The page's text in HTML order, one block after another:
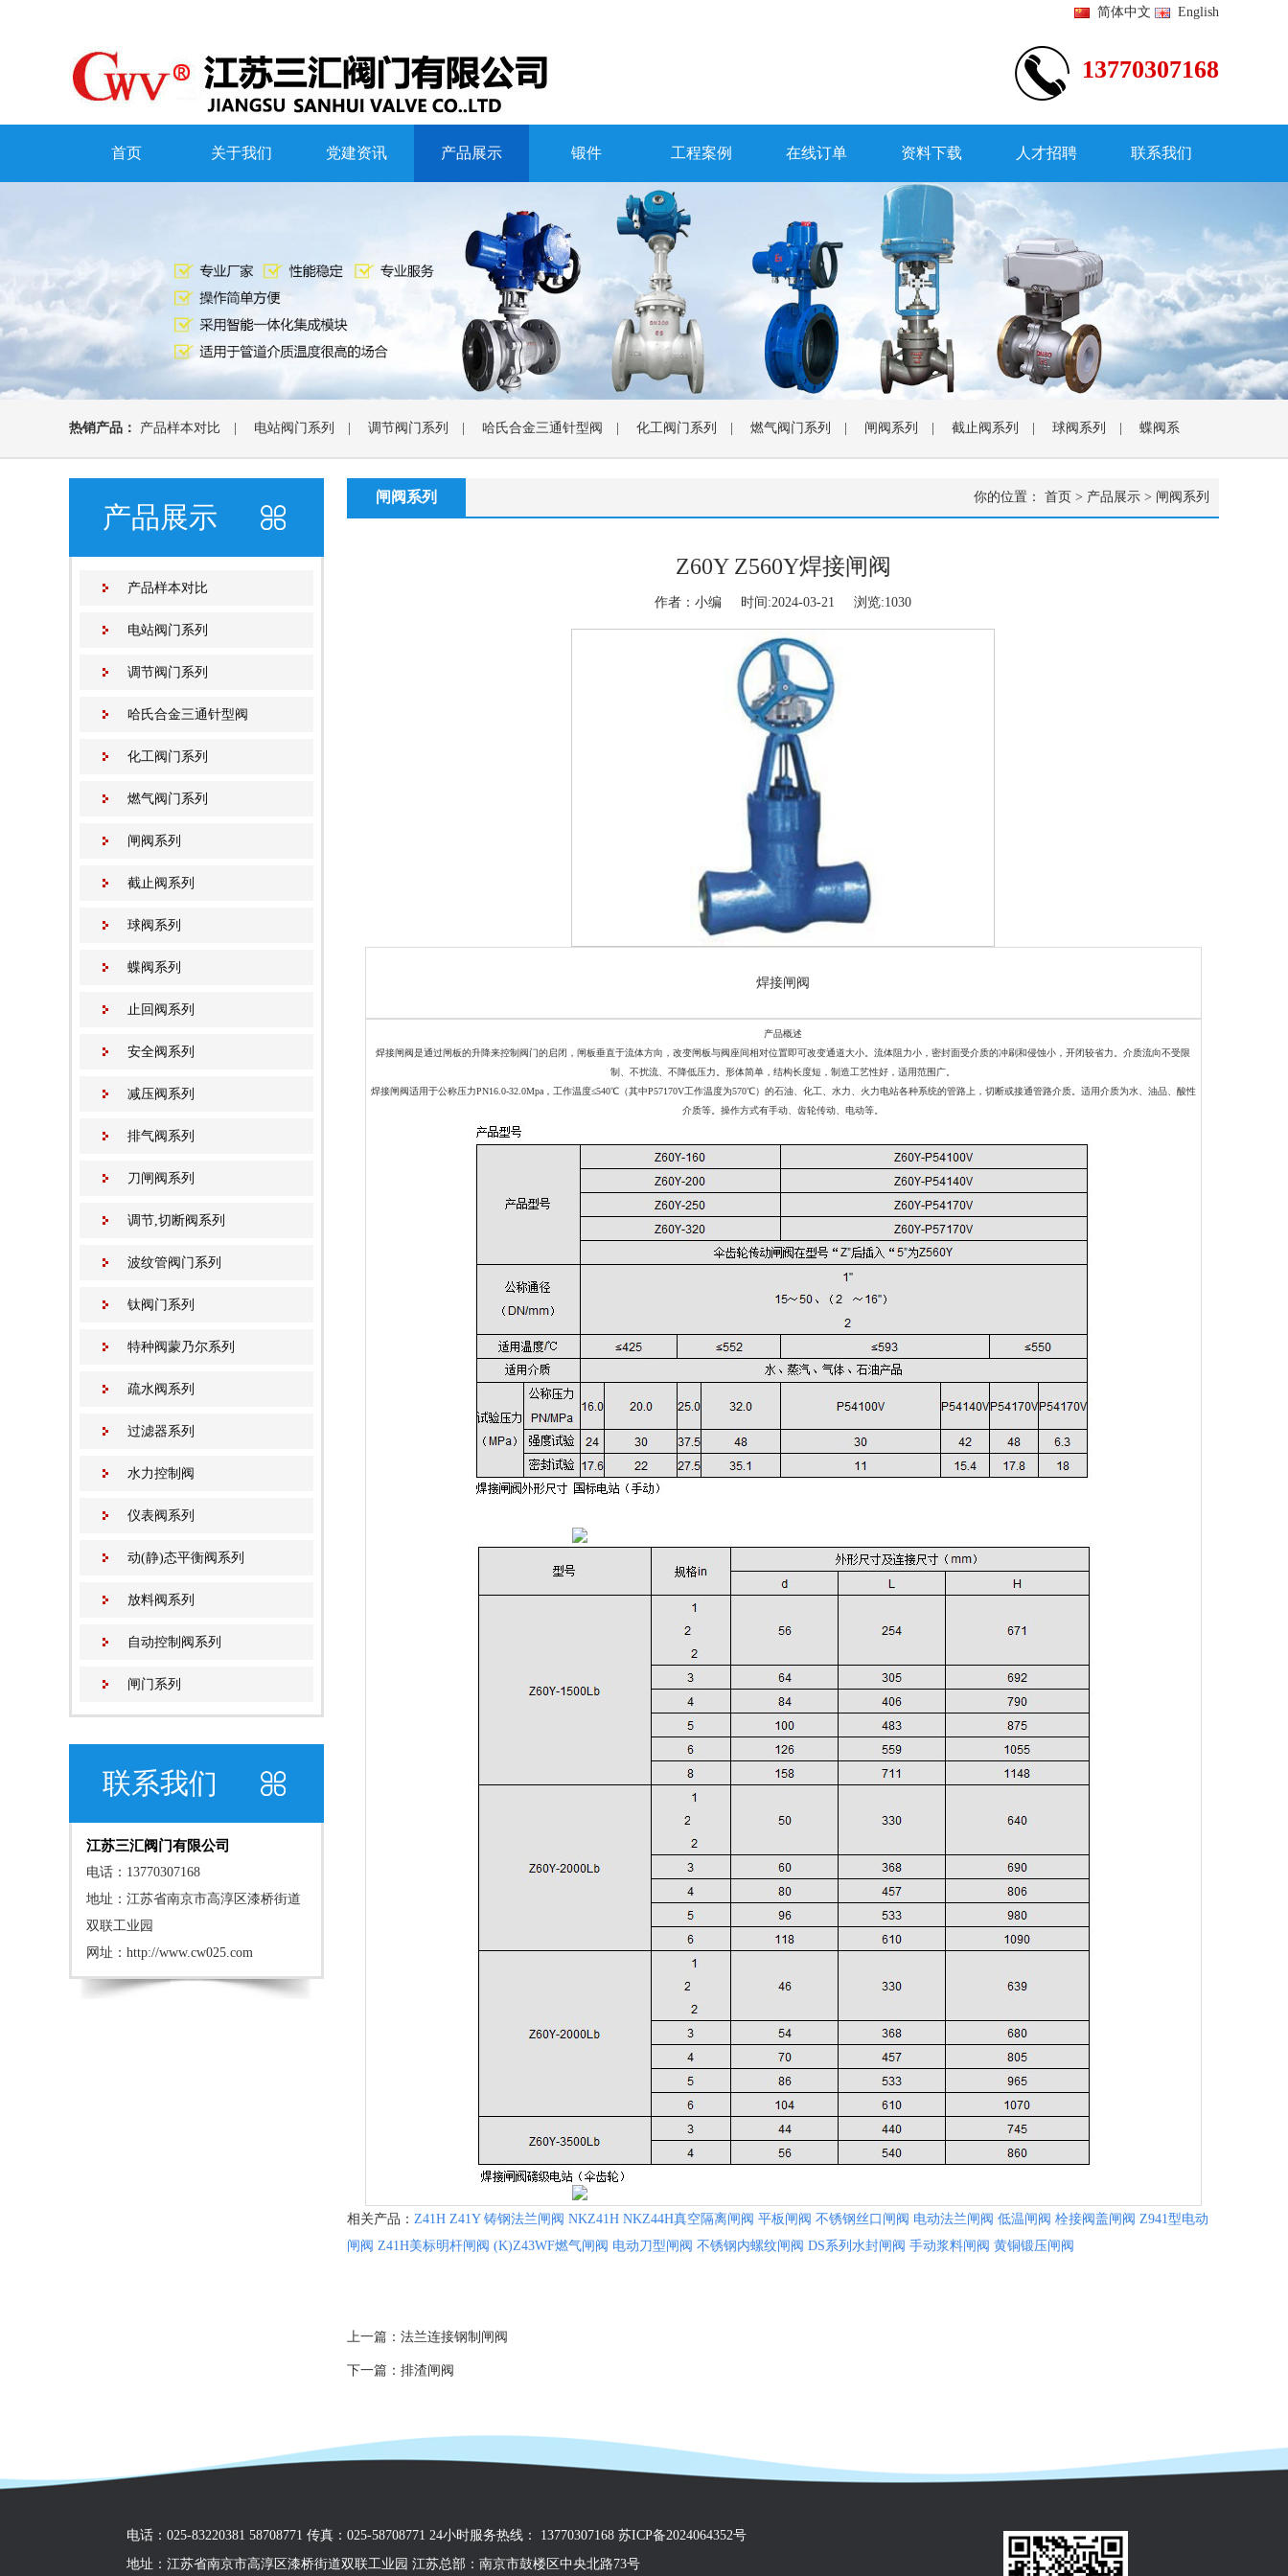
简体中文 English
13770307168
首页 关于我们 党建资讯 产品展示 锻件 工程案例 在线订单 资料下载 人才招聘 联系我们
热销产品： 产品样本对比 电站阀门系列 调节阀门系列 哈氏合金三通针型阀 化工阀门系列 燃气阀门系列 闸阀系列 截止阀系列 球阀系列 蝶阀系
产品展示
产品样本对比
电站阀门系列
调节阀门系列
哈氏合金三通针型阀
化工阀门系列
燃气阀门系列
闸阀系列
截止阀系列
球阀系列
蝶阀系列
止回阀系列
安全阀系列
减压阀系列
排气阀系列
刀闸阀系列
调节,切断阀系列
波纹管阀门系列
钛阀门系列
特种阀蒙乃尔系列
疏水阀系列
过滤器系列
水力控制阀
仪表阀系列
动(静)态平衡阀系列
放料阀系列
自动控制阀系列
闸门系列
联系我们
江苏三汇阀门有限公司
电话：13770307168
地址：江苏省南京市高淳区漆桥街道
双联工业园
网址： http://www.cw025.com
你的位置： 首页 > 产品展示 > 闸阀系列
闸阀系列
Z60Y Z560Y焊接闸阀
作者：小编 时间:2024-03-21 浏览:1030
焊接闸阀
产品概述
焊接闸阀是通过闸板的升降来控制阀门的启闭，闸板垂直于流体方向，改变闸板与阀座间相对位置即可改变通道大小。流体阻力小，密封面受介质的冲刷和侵蚀小，开闭较省力。介质流向不受限
制、不扰流、不降低压力。形体简单，结构长度短，制造工艺性好，适用范围广。
焊接闸阀适用于公称压力PN16.0-32.0Mpa，工作温度≤540℃（其中P57170V工作温度为570℃）的石油、化工、水力、火力电站各种系统的管路上，切断或接通管路介质。适用介质为水、油品、酸性
介质等。操作方式有手动、齿轮传动、电动等。
相关产品： Z41H Z41Y 铸钢法兰闸阀 NKZ41H NKZ44H真空隔离闸阀 平板闸阀 不锈钢丝口闸阀 电动法兰闸阀 低温闸阀 栓接阀盖闸阀 Z941型电动
闸阀 Z41H美标明杆闸阀 (K)Z43WF燃气闸阀 电动刀型闸阀 不锈钢内螺纹闸阀 DS系列水封闸阀 手动浆料闸阀 黄铜锻压闸阀
上一篇： 法兰连接钢制闸阀
下一篇： 排渣闸阀
电话：025-83220381 58708771 传真：025-58708771 24小时服务热线： 13770307168 苏ICP备2024064352号
地址：江苏省南京市高淳区漆桥街道双联工业园 江苏总部：南京市鼓楼区中央北路73号